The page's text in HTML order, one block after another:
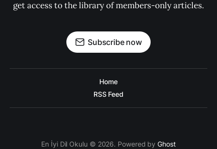
get access to the library of members-only articles.
Subscribe now
Home
RSS Feed
En İyi Dil Okulu © 2026. Powered byGhost